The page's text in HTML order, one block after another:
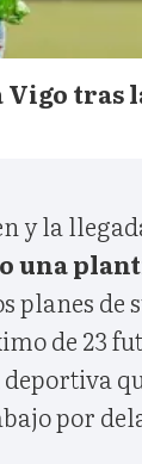
tras
y la
una
planes de
de 23
por